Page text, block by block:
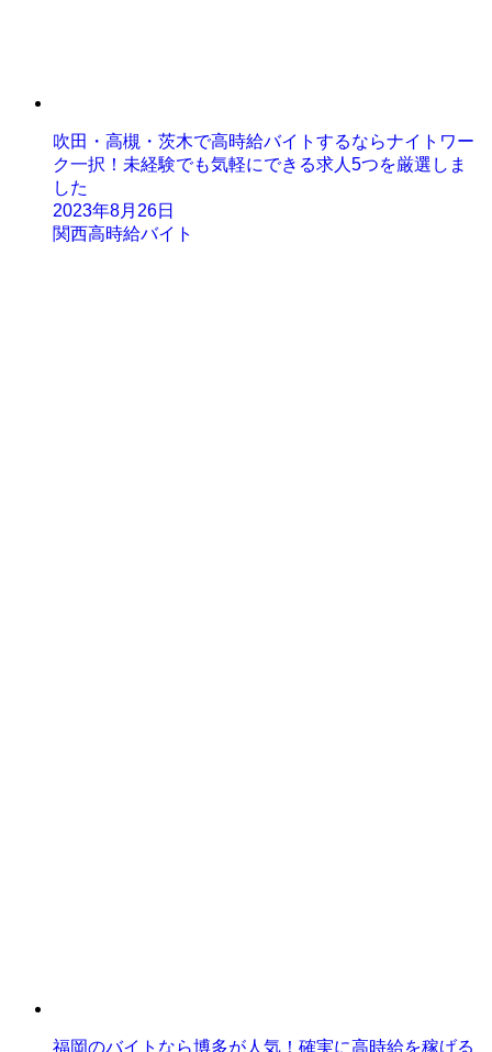
吹田・高槻・茨木で高時給バイトするならナイトワー
ク一択！未経験でも気軽にできる求人5つを厳選しま
した
2023年8月26日
関西高時給バイト
福岡のバイトなら博多が人気！確実に高時給を稼げる